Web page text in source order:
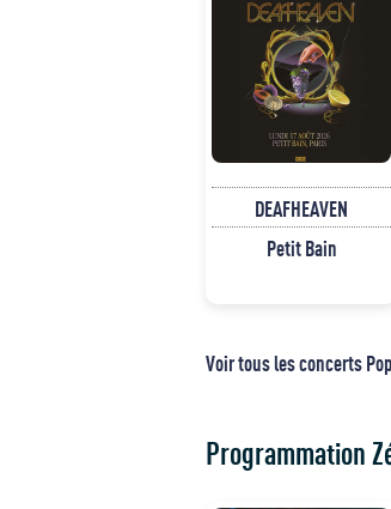
DEAFHEAVEN
Petit Bain
Voir tous les concerts
Programmation